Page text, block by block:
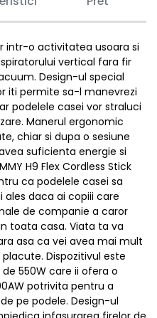
intr-o activitatea usoara si
vertical fara fir
Design-ul special
iti permite sa-l manevrezi
podelele casei vor straluci
Manerul ergonomic
chiar si dupa o sesiune
suficienta energie si
H9 Flex Cordless Stick
ca podelele casei sa
daca ai copiii care
de companie a caror
toata casa. Viata ta va
asa ca vei avea mai mult
Dispozitivul este
550W care ii ofera o
potrivita pentru a
pe podele. Design-ul